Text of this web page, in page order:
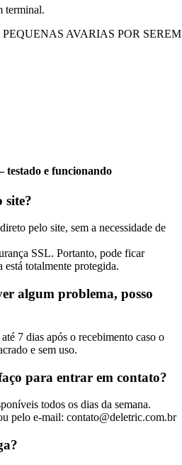
terminal.
AVARIAS POR SEREM
e funcionando
site?
pelo site, sem a necessidade de
SSL. Portanto, pode ficar
totalmente protegida.
algum problema, posso
7 dias após o recebimento caso o
e sem uso.
para entrar em contato?
todos os dias da semana.
pelo e-mail: contato@deletric.com.br